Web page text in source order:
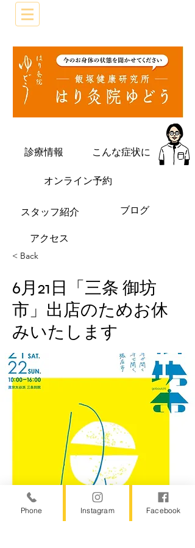
診療情報 こんな症状に
オンライン予約
​スタッフ紹介 ブログ
​アクセス
< Back
6月21日「三条 御坊
市」出店のためお休
みいたします
Phone Instagram Facebook